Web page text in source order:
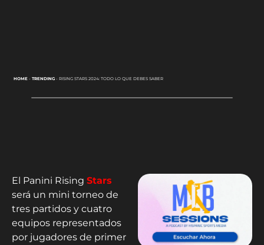
HOME- TRENDING- RISING STARS 2024: TODO LO QUE DEBES SABER
El Panini Rising Stars
será un mini torneo de
tres partidos y cuatro
equipos representados
por jugadores de primer